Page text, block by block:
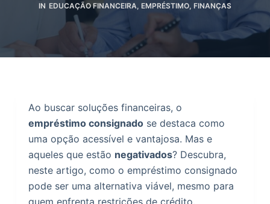
o
IN EDUCAÇÃO FINANCEIRA, EMPRÉSTIMO, FINANÇAS
Ao buscar soluções financeiras, o
empréstimo consignadose destaca como
uma opção acessível e vantajosa. Mas e
aqueles que estão negativados? Descubra,
neste artigo, como o empréstimo consignado
pode ser uma alternativa viável, mesmo para
quem enfrenta restrições de crédito.